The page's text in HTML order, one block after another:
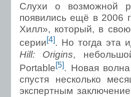
Слухи о возможной
появились ещё в 2006
Хилл», который, в
серии[4]. Но тогда эта
Hill: Origins,
Portable[5]. Новая
спустя несколько
экспертным